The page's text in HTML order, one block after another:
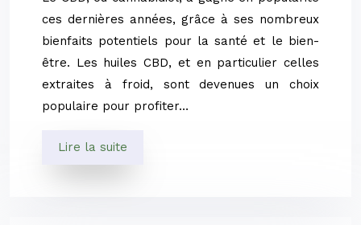
ces dernières années, grâce à ses nombreux
bienfaits potentiels pour la santé et le bien-
être. Les huiles CBD, et en particulier celles
extraites à froid, sont devenues un choix
populaire pour profiter…
Lire la suite